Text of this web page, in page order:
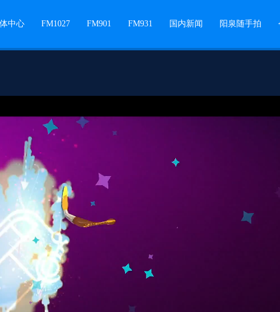
中心 FM1027 FM901 FM931 国内新闻 阳泉随手拍